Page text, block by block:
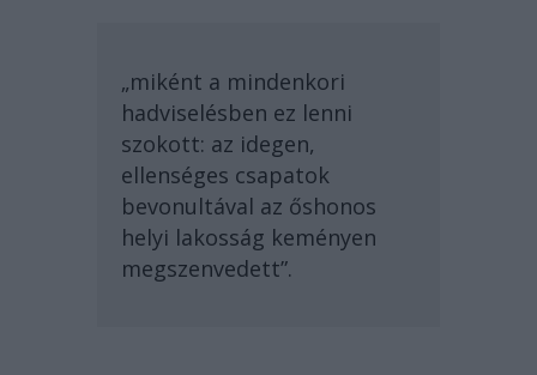
„miként a mindenkori
hadviselésben ez lenni
szokott: az idegen,
ellenséges csapatok
bevonultával az őshonos
helyi lakosság keményen
megszenvedett”.